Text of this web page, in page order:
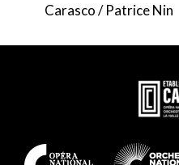
Carasco / Patrice Nin